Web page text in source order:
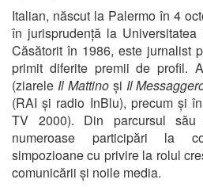
Italian, născut la Palermo în 4
în jurisprudență la
Căsătorit în 1986, este jurnalist
primit diferite premii de profil.
(ziarele Il Mattinoși Il
(RAI și radio InBlu), precum și
TV 2000). Din parcursul său
numeroase participări la
simpozioane cu privire la rolul
comunicării și noile media.